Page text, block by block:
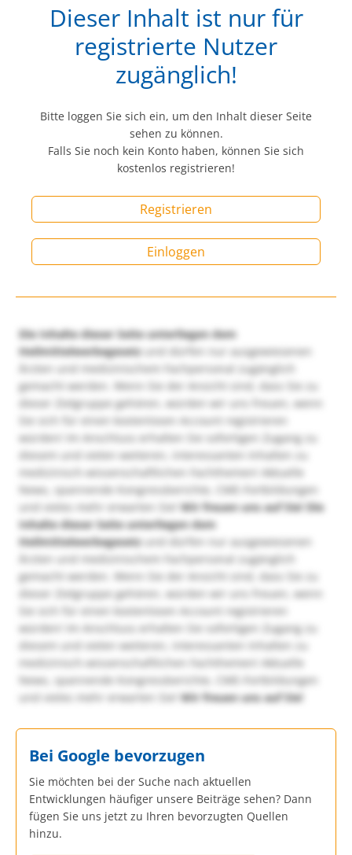
Dieser Inhalt ist nur für
registrierte Nutzer
zugänglich!
Bitte loggen Sie sich ein, um den Inhalt dieser Seite
sehen zu können.
Falls Sie noch kein Konto haben, können Sie sich
kostenlos registrieren!
Registrieren
Einloggen
Die Inhalte dieser Seite unterliegen dem
Heilmittelwerbegesetzund dürfen nur ausgewiesenen
Ärzten und medizinischem Fachpersonal zugänglich
gemacht werden. Wenn Sie der Ansicht sind, dass Sie zu
dieser Zielgruppe gehören, würden wir uns freuen, wenn
Sie sich für einen kostenlosen Account registrieren
würden! Im Anschluss erhalten Sie sofortigen Zugang zu
diesem und vielen weiteren, interessanten Inhalten zu
medizinisch-wissenschaftlichen Fachthemen! Aktuelle
News, spannende Kongressberichte, CME-Fortbildungen
und vieles mehr erwarten Sie!Wir freuen uns auf Sie! Die
Inhalte dieser Seite unterliegen dem
Heilmittelwerbegesetzund dürfen nur ausgewiesenen
Ärzten und medizinischem Fachpersonal zugänglich
gemacht werden. Wenn Sie der Ansicht sind, dass Sie zu
dieser Zielgruppe gehören, würden wir uns freuen, wenn
Sie sich für einen kostenlosen Account registrieren
würden! Im Anschluss erhalten Sie sofortigen Zugang zu
diesem und vielen weiteren, interessanten Inhalten zu
medizinisch-wissenschaftlichen Fachthemen! Aktuelle
News, spannende Kongressberichte, CME-Fortbildungen
und vieles mehr erwarten Sie!Wir freuen uns auf Sie!
Bei Google bevorzugen
Sie möchten bei der Suche nach aktuellen
Entwicklungen häufiger unsere Beiträge sehen? Dann
fügen Sie uns jetzt zu Ihren bevorzugten Quellen
hinzu.